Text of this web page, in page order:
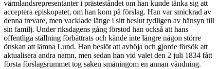
värmlandsrepresentanter i prästeståndet om han kunde tänka sig att
acceptera episkopatet, om han kom på förslag. Han var smickrad av
denna trevare, men vacklade länge i sitt beslut tydligen av hänsyn till
sin familj. Under riksdagens gång förstod han också att hans
offentliga ställning förbättrats och kände inte längre någon större
önskan att lämna Lund. Han beslöt att avböja och gjorde försök att
aktualisera andra namn, men sedan han vid valet den 2 juli 1834 fått
första förslagsrummet tog saken småningom en annan vändning.